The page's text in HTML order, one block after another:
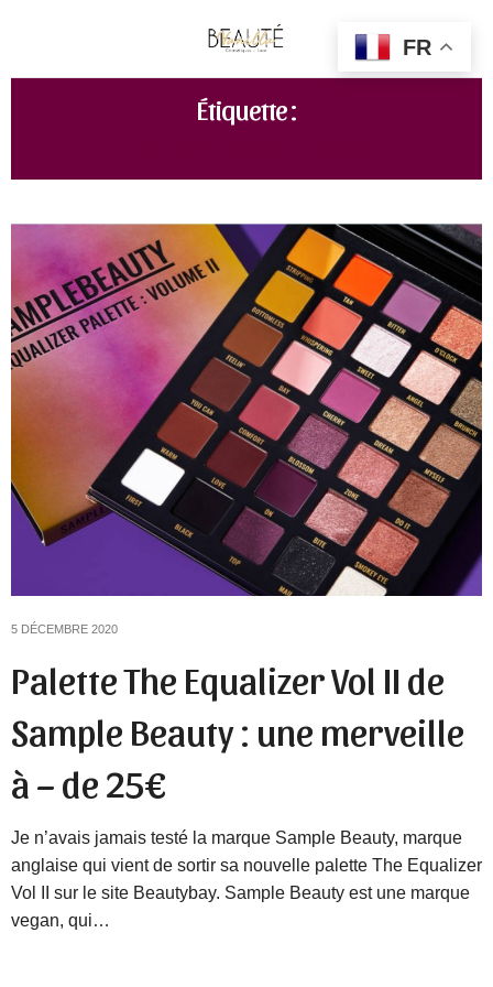
Étiquette :
5 DÉCEMBRE 2020
Palette The Equalizer Vol II de
Sample Beauty : une merveille
à – de 25€
Je n’avais jamais testé la marque Sample Beauty, marque
anglaise qui vient de sortir sa nouvelle palette The Equalizer
Vol II sur le site Beautybay. Sample Beauty est une marque
vegan, qui…
FR